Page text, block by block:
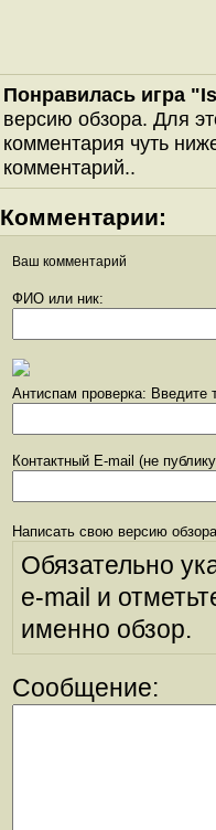
Понравилась игра
версию обзора. Для
комментария чуть
комментарий..
Комментарии:
Ваш комментарий
ФИО или ник:
Антиспам проверка: Введите
Контактный E-mail (не
Написать свою версию
Обязательно
e-mail и
именно обзор.
Сообщение: